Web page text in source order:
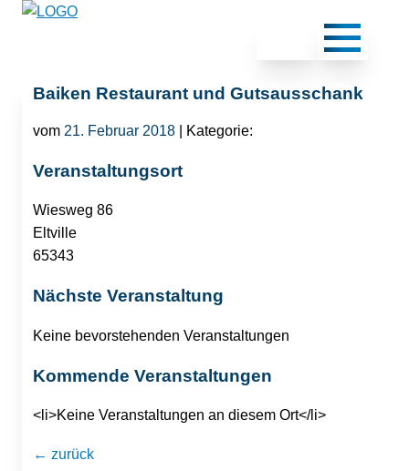
Baiken Restaurant und Gutsausschank
vom 21. Februar 2018 | Kategorie:
Veranstaltungsort
Wiesweg 86
Eltville
65343
Nächste Veranstaltung
Keine bevorstehenden Veranstaltungen
Kommende Veranstaltungen
<li>Keine Veranstaltungen an diesem Ort</li>
← zurück